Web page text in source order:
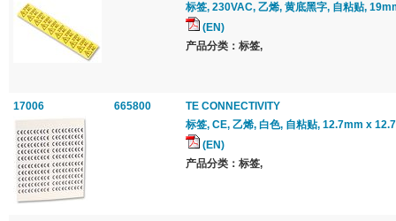
标签, 230VAC, 乙烯, 黄底黑字, 自粘贴,
(EN)
产品分类：标签,
17006 665800
TE CONNECTIVITY
标签, CE, 乙烯, 白色, 自粘贴, 12.7mm x
(EN)
产品分类：标签,